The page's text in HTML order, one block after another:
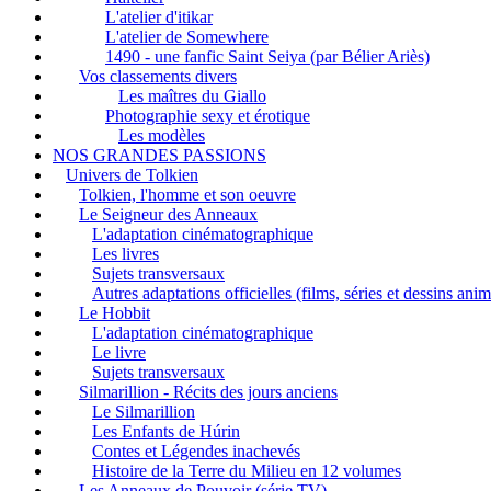
L'atelier d'itikar
L'atelier de Somewhere
1490 - une fanfic Saint Seiya (par Bélier Ariès)
Vos classements divers
Les maîtres du Giallo
Photographie sexy et érotique
Les modèles
NOS GRANDES PASSIONS
Univers de Tolkien
Tolkien, l'homme et son oeuvre
Le Seigneur des Anneaux
L'adaptation cinématographique
Les livres
Sujets transversaux
Autres adaptations officielles (films, séries et dessins
Le Hobbit
L'adaptation cinématographique
Le livre
Sujets transversaux
Silmarillion - Récits des jours anciens
Le Silmarillion
Les Enfants de Húrin
Contes et Légendes inachevés
Histoire de la Terre du Milieu en 12 volumes